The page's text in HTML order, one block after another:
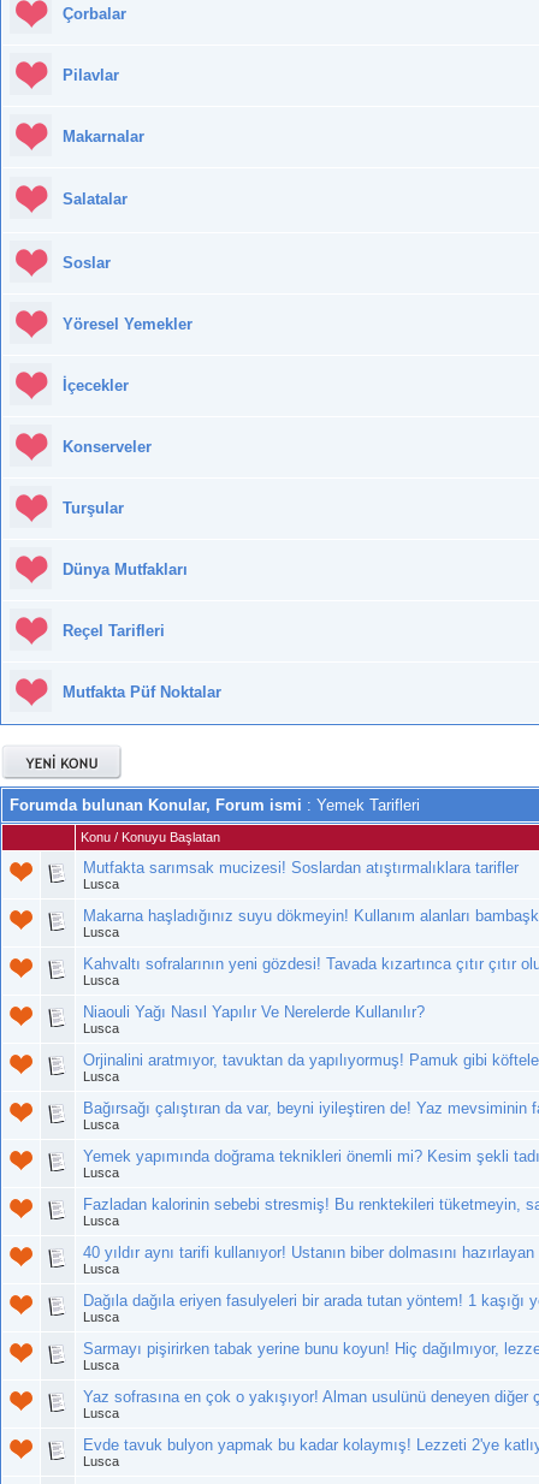
Çorbalar
Pilavlar
Makarnalar
Salatalar
Soslar
Yöresel Yemekler
İçecekler
Konserveler
Turşular
Dünya Mutfakları
Reçel Tarifleri
Mutfakta Püf Noktalar
Forumda bulunan Konular, Forum ismi : Yemek Tarifleri
Konu / Konuyu Başlatan
Mutfakta sarımsak mucizesi! Soslardan atıştırmalıklara tarifler
Lusca
Makarna haşladığınız suyu dökmeyin! Kullanım alanları
Lusca
Kahvaltı sofralarının yeni gözdesi! Tavada kızartınca çıtır çıtır
Lusca
Niaouli Yağı Nasıl Yapılır Ve Nerelerde Kullanılır?
Lusca
Orjinalini aratmıyor, tavuktan da yapılıyormuş! Pamuk gibi
Lusca
Bağırsağı çalıştıran da var, beyni iyileştiren de! Yaz mevsiminin
Lusca
Yemek yapımında doğrama teknikleri önemli mi? Kesim şekli
Lusca
Fazladan kalorinin sebebi stresmiş! Bu renktekileri tüketmeyin,
Lusca
40 yıldır aynı tarifi kullanıyor! Ustanın biber dolmasını
Lusca
Dağıla dağıla eriyen fasulyeleri bir arada tutan yöntem! 1 kaşığı
Lusca
Sarmayı pişirirken tabak yerine bunu koyun! Hiç dağılmıyor,
Lusca
Yaz sofrasına en çok o yakışıyor! Alman usulünü deneyen diğer
Lusca
Evde tavuk bulyon yapmak bu kadar kolaymış! Lezzeti 2'ye
Lusca